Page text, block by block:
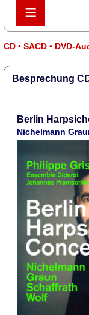
≡
≡
CD • SACD • DVD-
Besprechung
Berlin
Nichelmann